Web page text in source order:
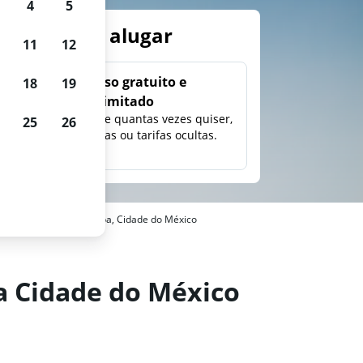
para alugar
Uso gratuito e
ilimitado
Pesquise quantas vezes quiser,
sem taxas ou tarifas ocultas.
em San Pablo Tepetlapa, Cidade do México
Cidade do México
4 5
11 12
18 19
25 26